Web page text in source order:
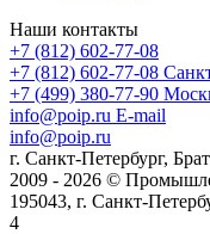
Наши контакты
+7 (812) 602-77-08
+7 (812) 602-77-08
+7 (499) 380-77-90
info@poip.ru E-mail
info@poip.ru
г. Санкт-Петербург,
2009 - 2026 ©
195043, г. Санкт-
4